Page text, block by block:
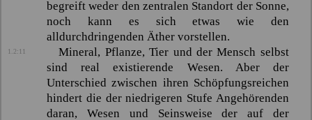
begreift weder den zentralen Standort der Sonne,
noch kann es sich etwas wie den
alldurchdringenden Äther vorstellen.
1.2:11
Mineral, Pflanze, Tier und der Mensch selbst
sind real existierende Wesen. Aber der
Unterschied zwischen ihren Schöpfungsreichen
hindert die der niedrigeren Stufe Angehörenden
daran, Wesen und Seinsweise der auf der